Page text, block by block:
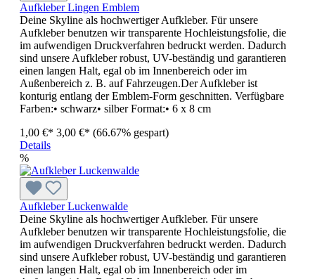
Aufkleber Lingen Emblem
Deine Skyline als hochwertiger Aufkleber. Für unsere
Aufkleber benutzen wir transparente Hochleistungsfolie, die
im aufwendigen Druckverfahren bedruckt werden. Dadurch
sind unsere Aufkleber robust, UV-beständig und garantieren
einen langen Halt, egal ob im Innenbereich oder im
Außenbereich z. B. auf Fahrzeugen.Der Aufkleber ist
konturig entlang der Emblem-Form geschnitten. Verfügbare
Farben:• schwarz• silber Format:• 6 x 8 cm
1,00 €* 3,00 €* (66.67% gespart)
Details
%
Aufkleber Luckenwalde
Deine Skyline als hochwertiger Aufkleber. Für unsere
Aufkleber benutzen wir transparente Hochleistungsfolie, die
im aufwendigen Druckverfahren bedruckt werden. Dadurch
sind unsere Aufkleber robust, UV-beständig und garantieren
einen langen Halt, egal ob im Innenbereich oder im